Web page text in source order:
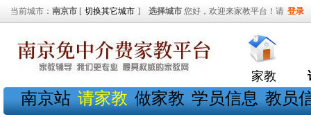
当前城市： 南京市 [ 切换其它城市 ] 选择城市 您好，欢迎来家教平台！请 登录
家教
南京站 请家教 做家教 学员信息 教员